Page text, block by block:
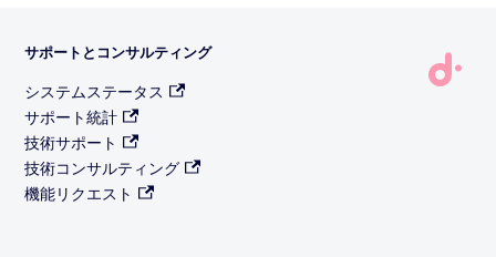
サポートとコンサルティング
システムステータス
サポート統計
技術サポート
技術コンサルティング
機能リクエスト